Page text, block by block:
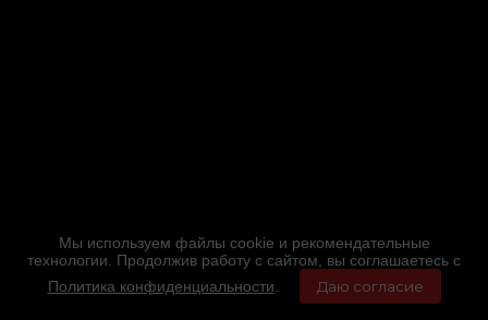
Мы используем файлы cookie и рекомендательные
технологии. Продолжив работу с сайтом, вы соглашаетесь с
Политика конфиденциальности
Даю согласие